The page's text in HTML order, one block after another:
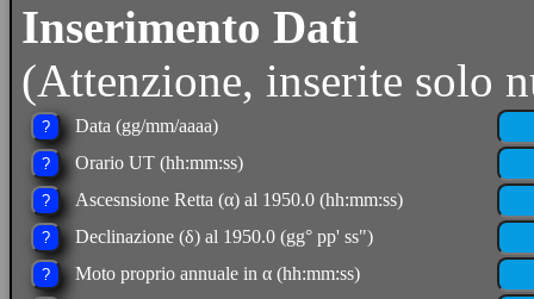
Inserimento Dati
(Attenzione, inserite solo
Data (gg/mm/aaaa)
Orario UT (hh:mm:ss)
Ascesnsione Retta (α) al 1950.0 (hh:mm:ss)
Declinazione (δ) al 1950.0 (gg° pp' ss")
Moto proprio annuale in α (hh:mm:ss)